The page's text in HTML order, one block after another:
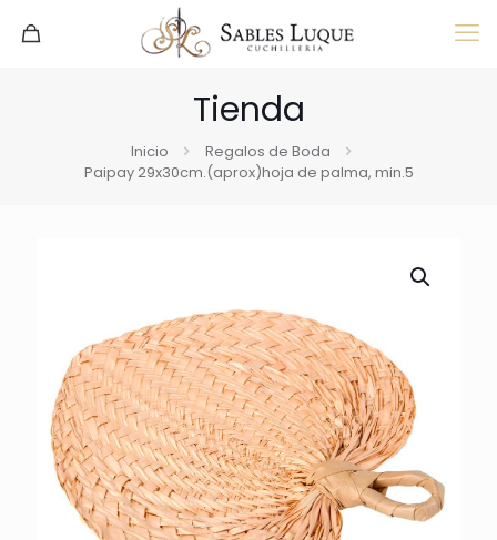
Tienda
Inicio
Regalos de Boda
Paipay 29x30cm.(aprox)hoja de palma, min.5